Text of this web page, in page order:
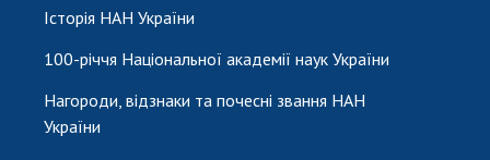
Історія НАН України
100-річчя Національної академії наук України
Нагороди, відзнаки та почесні звання НАН
України